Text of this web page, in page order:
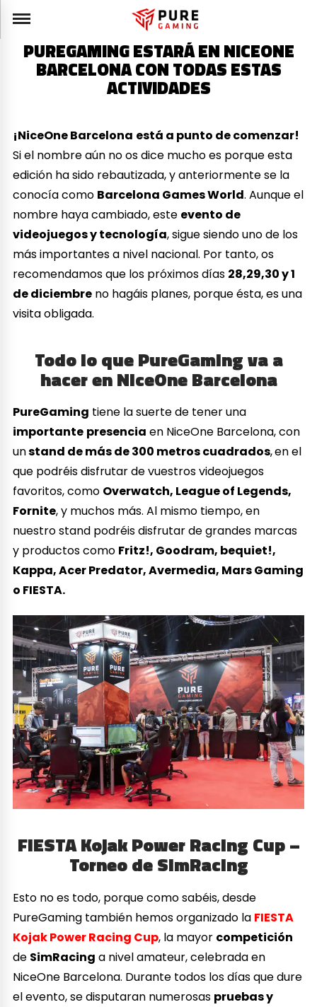
PUREGAMING ESTARÁ EN NICEONE
BARCELONA CON TODAS ESTAS
ACTIVIDADES
¡NiceOne Barcelona está a punto de comenzar!
Si el nombre aún no os dice mucho es porque esta
edición ha sido rebautizada, y anteriormente se la
conocía como Barcelona Games World. Aunque el
nombre haya cambiado, este evento de
videojuegos y tecnología, sigue siendo uno de los
más importantes a nivel nacional. Por tanto, os
recomendamos que los próximos días 28,29,30 y 1
de diciembre no hagáis planes, porque ésta, es una
visita obligada.
Todo lo que PureGaming va a
hacer en NiceOne Barcelona
PureGaming tiene la suerte de tener una
importante presencia en NiceOne Barcelona, con
unstand de más de 300 metros cuadrados,en el
que podréis disfrutar de vuestros videojuegos
favoritos, como Overwatch, League of Legends,
Fornite, y muchos más. Al mismo tiempo, en
nuestro stand podréis disfrutar de grandes marcas
y productos como Fritz!, Goodram, bequiet!,
Kappa, Acer Predator, Avermedia, Mars Gaming
o FIESTA.
FIESTA Kojak Power Racing Cup –
Torneo de SimRacing
Esto no es todo, porque como sabéis, desde
PureGaming también hemos organizado la FIESTA
Kojak Power Racing Cup, la mayor competición
de SimRacing a nivel amateur, celebrada en
NiceOne Barcelona. Durante todos los días que dure
el evento, se disputaran numerosas pruebas y